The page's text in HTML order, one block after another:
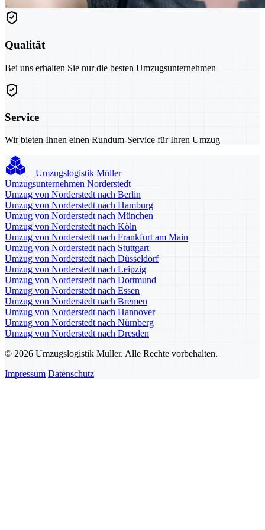
Qualität
Bei uns erhalten Sie nur die besten Umzugsunternehmen
Service
Wir bieten Ihnen einen Rundum-Service für Ihren Umzug
Umzugslogistik Müller
Umzugsunternehmen Norderstedt
Umzug von Norderstedt nach Berlin
Umzug von Norderstedt nach Hamburg
Umzug von Norderstedt nach München
Umzug von Norderstedt nach Köln
Umzug von Norderstedt nach Frankfurt am Main
Umzug von Norderstedt nach Stuttgart
Umzug von Norderstedt nach Düsseldorf
Umzug von Norderstedt nach Leipzig
Umzug von Norderstedt nach Dortmund
Umzug von Norderstedt nach Essen
Umzug von Norderstedt nach Bremen
Umzug von Norderstedt nach Hannover
Umzug von Norderstedt nach Nürnberg
Umzug von Norderstedt nach Dresden
© 2026 Umzugslogistik Müller. Alle Rechte vorbehalten.
Impressum Datenschutz